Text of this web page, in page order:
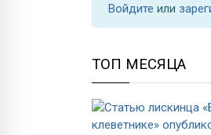
Войдите или
ТОП МЕСЯЦА